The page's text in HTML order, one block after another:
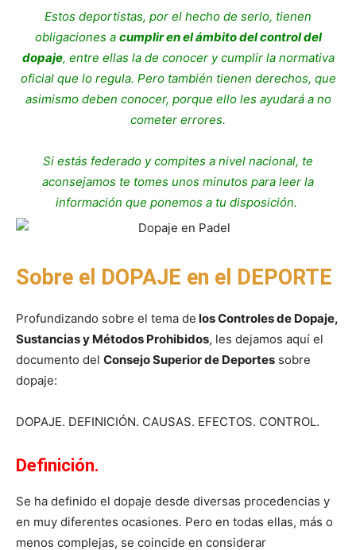
Estos deportistas, por el hecho de serlo, tienen
obligaciones a cumplir en el ámbito del control del
dopaje, entre ellas la de conocer y cumplir la normativa
oficial que lo regula. Pero también tienen derechos, que
asimismo deben conocer, porque ello les ayudará a no
cometer errores.
Si estás federado y compites a nivel nacional, te
aconsejamos te tomes unos minutos para leer la
información que ponemos a tu disposición.
Sobre el DOPAJE en el DEPORTE
Profundizando sobre el tema de los Controles de Dopaje,
Sustancias y Métodos Prohibidos, les dejamos aquí el
documento del Consejo Superior de Deportes sobre
dopaje:
DOPAJE. DEFINICIÓN. CAUSAS. EFECTOS. CONTROL.
Definición.
Se ha definido el dopaje desde diversas procedencias y
en muy diferentes ocasiones. Pero en todas ellas, más o
menos complejas, se coincide en considerar